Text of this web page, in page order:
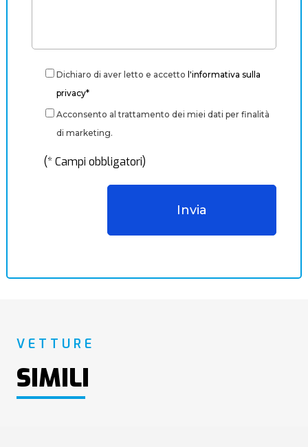
Dichiaro di aver letto e accetto l'informativa sulla
privacy*
Acconsento al trattamento dei miei dati per finalità
di marketing.
(* Campi obbligatori)
VETTURE
SIMILI